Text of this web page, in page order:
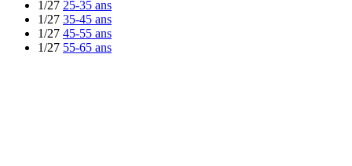
1/27 25-35 ans
1/27 35-45 ans
1/27 45-55 ans
1/27 55-65 ans